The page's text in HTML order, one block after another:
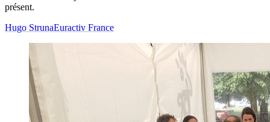
présent.
Hugo StrunaEuractiv France